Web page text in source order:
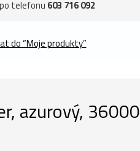
telefonu 603 716 092
do “Moje produkty”
azurový, 36000